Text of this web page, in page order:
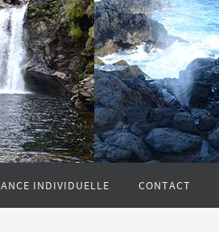
INDIVIDUELLE CONTACT